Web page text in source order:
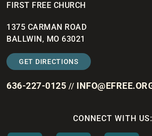
FIRST FREE CHURCH
1375 CARMAN ROAD
BALLWIN, MO 63021
GET DIRECTIONS
636-227-0125 //
CONNECT WITH US: